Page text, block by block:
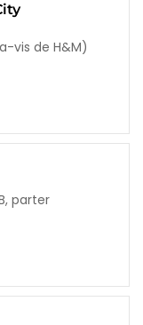
vis de H&M)
parter